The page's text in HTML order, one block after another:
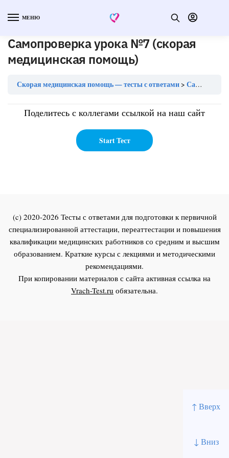
↑ Вверх
↓ Вниз
МЕНЮ
Самопроверка урока №7 (скорая
медицинская помощь)
Скорая медицинская помощь — тесты с ответами Самопроверка урока №7 (скорая медицинская помощь)
Поделитесь с коллегами ссылкой на наш сайт
(c) 2020-2026 Тесты с ответами для подготовки к первичной
специализированной аттестации, переаттестации и повышения
квалификации медицинских работников со средним и высшим
образованием. Краткие курсы с лекциями и методическими
рекомендациями.
При копировании материалов с сайта активная ссылка на
Vrach-Test.ru обязательна.